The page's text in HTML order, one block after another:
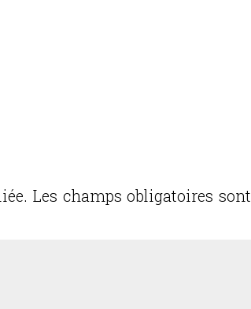
Les champs obligatoires sont